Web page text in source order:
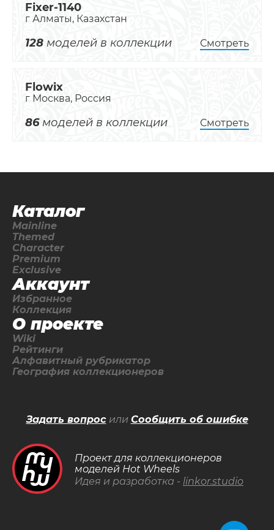
Fixer-1140
г Алматы, Казахстан
128 моделей в коллекции Смотреть
Flowix
г Москва, Россия
86моделей в коллекции Смотреть
Каталог
Mainline
Themed
Character
Premium
Exclusive
Аккаунт
Избранное
Коллекция
О проекте
Wiki
Рейтинги
Алфавитный рубрикатор
География коллекционеров
Проект для коллекционеров
моделей Hot Wheels
Идея и разработка - linkor.studio
Задать вопросили Сообщить об ошибке